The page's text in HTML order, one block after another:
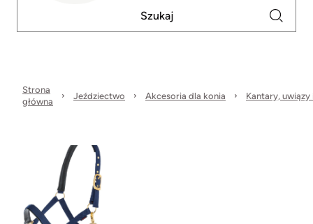
Strona
główna
Jeździectwo Akcesoria dla konia Kantary, uwiązy